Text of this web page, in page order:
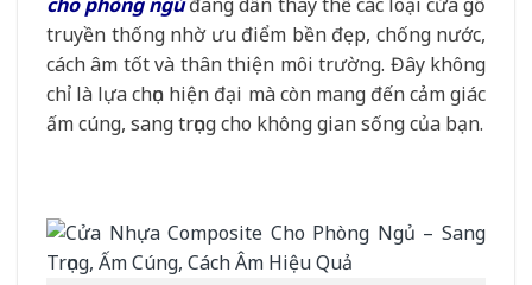
truyền thống nhờ ưu điểm bền đẹp, chống nước,
cách âm tốt và thân thiện môi trường. Đây không
chỉ là lựa chọn hiện đại mà còn mang đến cảm giác
ấm cúng, sang trọng cho không gian sống của bạn.